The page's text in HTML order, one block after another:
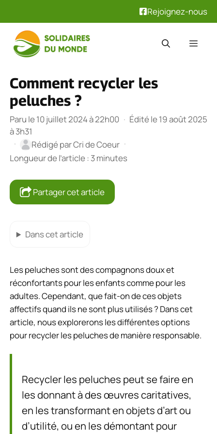
Rejoignez-nous
contenu
Comment recycler les
peluches ?
Paru le 10 juillet 2024 à 22h00 · Édité le 19 août 2025
à 3h31
·
Rédigé parCri de Coeur ·
Longueur de l’article : 3 minutes
Partager cet article
Dans cet article
Les peluches sont des compagnons doux et
réconfortants pour les enfants comme pour les
adultes. Cependant, que fait-on de ces objets
affectifs quand ils ne sont plus utilisés ? Dans cet
article, nous explorerons les différentes options
pour recycler les peluches de manière responsable.
Recycler les peluches peut se faire en
les donnant à des œuvres caritatives,
en les transformant en objets d’art ou
d’utilité, ou en les démontant pour